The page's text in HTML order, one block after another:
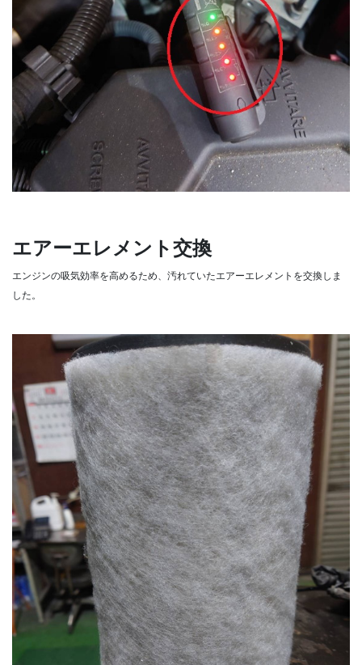
エアーエレメント交換
エンジンの吸気効率を高めるため、汚れていたエアーエレメントを交換しま
した。